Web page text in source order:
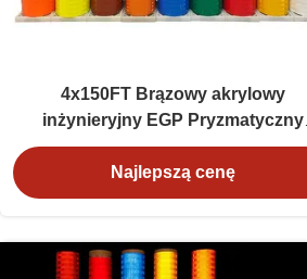
4x150FT Brązowy akrylowy
inżynieryjny EGP Pryzmatyczny
odblaskowy arkusz winylowy do
znaków drogowych
Najlepszą cenę